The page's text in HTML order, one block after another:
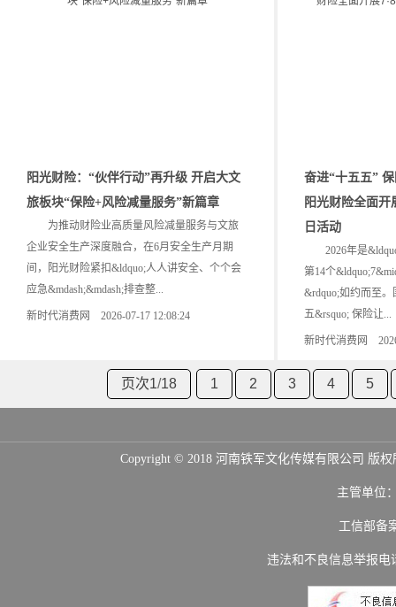
阳光财险：“伙伴行动”再升级 开启大文
旅板块“保险+风险减量服务”新篇章
为推动财险业高质量风险减量服务与文旅
企业安全生产深度融合，在6月安全生产月期
间，阳光财险紧扣&ldquo;人人讲安全、个个会
应急&mdash;&mdash;排查整...
新时代消费网 2026-07-17 12:08:24
奋进“十五五”
阳光财险全面开
日活动
2026年是
第14个
&rdquo;如约而至
五&rsquo; 保险让...
新时代消费网
页次1/18 1 2 3 4 5
Copyright © 2018 河南铁军文化传媒有限公司 版
主管单位
工信部备
违法和不良信息举报